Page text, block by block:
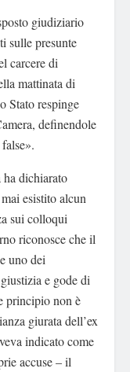
giudiziario
sulle presunte
carcere di
mattinata di
Stato respinge
definendole
dichiarato
esistito alcun
sui colloqui
riconosce che il
uno dei
e gode di
principio non è
giurata dell’ex
indicato come
accuse – il